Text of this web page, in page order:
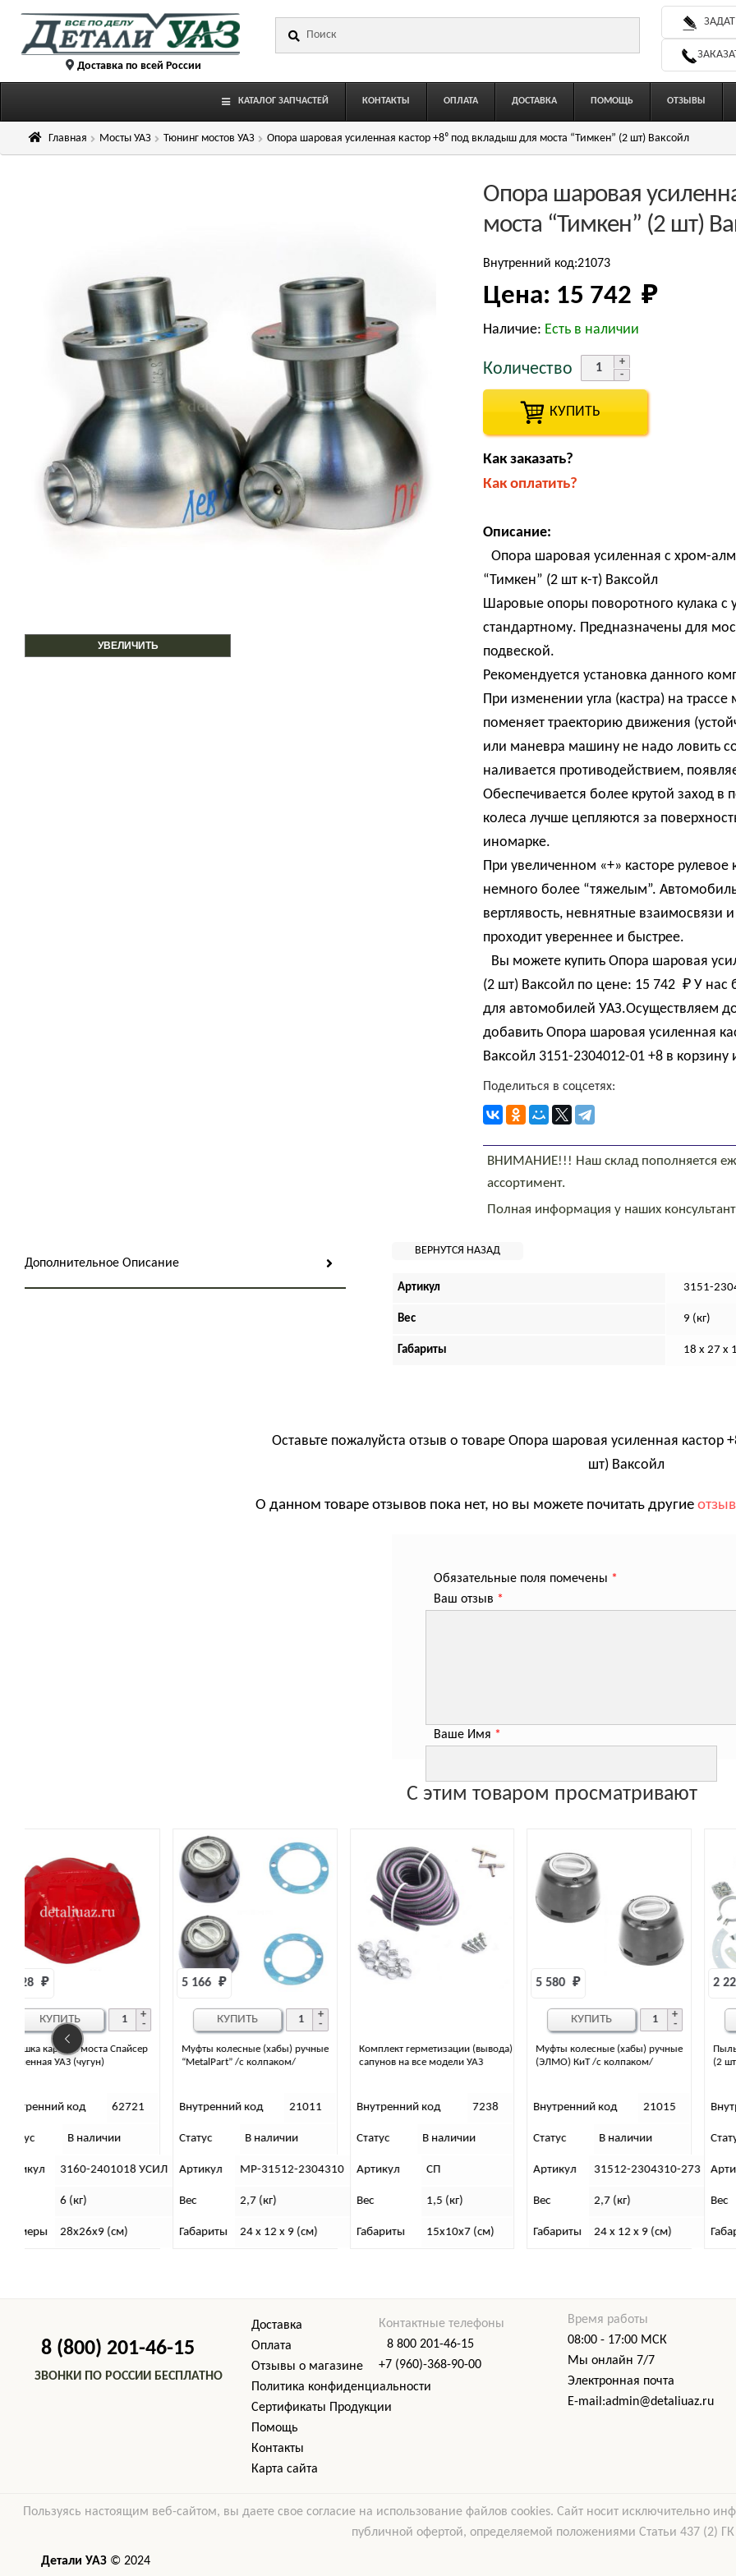
Перейти
Перейти
содержимому Доставка по всей России
КАТАЛОГ ЗАПЧАСТЕЙ КОНТАКТЫ ОПЛАТА ДОСТАВКА ПОМОЩЬ ОТЗЫВЫ
Главная Мосты УАЗ Тюнинг мостов УАЗ Опора шаровая усиленная кастор +8⁰ под вкладыш для моста “Тимкен” (2 шт) Ваксойл
УВЕЛИЧИТЬ
Опора шаровая
моста “Тимкен” (2 шт)
Внутренний код:21073
Цена: 15 742 ₽
Наличие: Есть в наличии
Количество
КУПИТЬ
Как заказать?
Как оплатить?
Описание:
Опора шаровая усиленная с хром-
“Тимкен” (2 шт к-т) Ваксойл
Шаровые опоры поворотного кулака с
стандартному. Предназначены для
подвеской.
Рекомендуется установка данного
При изменении угла (кастра) на
поменяет траекторию движения
или маневра машину не надо ловить
наливается противодействием,
Обеспечивается более крутой заход в
колеса лучше цепляются за
иномарке.
При увеличенном «+» касторе
немного более “тяжелым”.
вертлявость, невнятные
проходит увереннее и быстрее.
Вы можете купить Опора шаровая
(2 шт) Ваксойл по цене: 15 742 ₽ У нас
для автомобилей УАЗ.Осуществляем
добавить Опора шаровая усиленная
Ваксойл 3151-2304012-01 +8 в корзину
Поделиться в соцсетях:
ВНИМАНИЕ!!! Наш склад пополняется
ассортимент.
Полная информация у наших
Дополнительное Описание
Артикул 3151-
Вес 9 (кг)
Габариты 18 х 27 х
Оставьте пожалуйста отзыв о товаре Опора шаровая усиленная кастор
шт) Ваксойл
О данном товаре отзывов пока нет, но вы можете почитать другие
Обязательные поля помечены *
Ваш отзыв *
Ваше Имя *
С этим товаром просматривают
Муфты колесные (хабы) ручные
“MetalPart” /с колпаком/
5 166
Внутренний код
Статус В наличии
Артикул МР-31512-2304310
Габариты 24 x 12 x 9 (см)
КУПИТЬ
Комплект герметизации (вывода)
сапунов на все модели УАЗ
Внутренний код
В наличии
Артикул СП
Габариты 15х10х7 (см)
Муфты колесные (хабы) ручные
(ЭЛМО) КиТ /с колпаком/
5 580
Внутренний код
В наличии
Артикул 31512-2304310-273
2,7 (кг)
Габариты 24 x 12 x 9 (см)
Пыльник поворотного кулака н/о
(2 шт)
2 223
Внутренний код
Статус В наличии
Артикул 3160-2304059 АГ
1 (кг)
Габариты 27х27х17 (см)
КУПИТЬ
8 (800) 201-46-15
ЗВОНКИ ПО РОССИИ БЕСПЛАТНО
Доставка
Оплата
Отзывы о магазине
Политика конфиденциальности
Cертификаты Продукции
Помощь
Контакты
Карта сайта
Контактные телефоны
8 800 201-46-15
+7 (960)-368-90-00
Время работы
08:00 - 17:00 МСК
Мы онлайн 7/7
Электронная почта
E-mail:admin@detaliuaz.ru
Пользуясь настоящим веб-сайтом, вы даете свое согласие на использование файлов cookies. Сайт носит исключительно
публичной офертой, определяемой положениями Статьи 437 (2)
Детали УАЗ © 2024